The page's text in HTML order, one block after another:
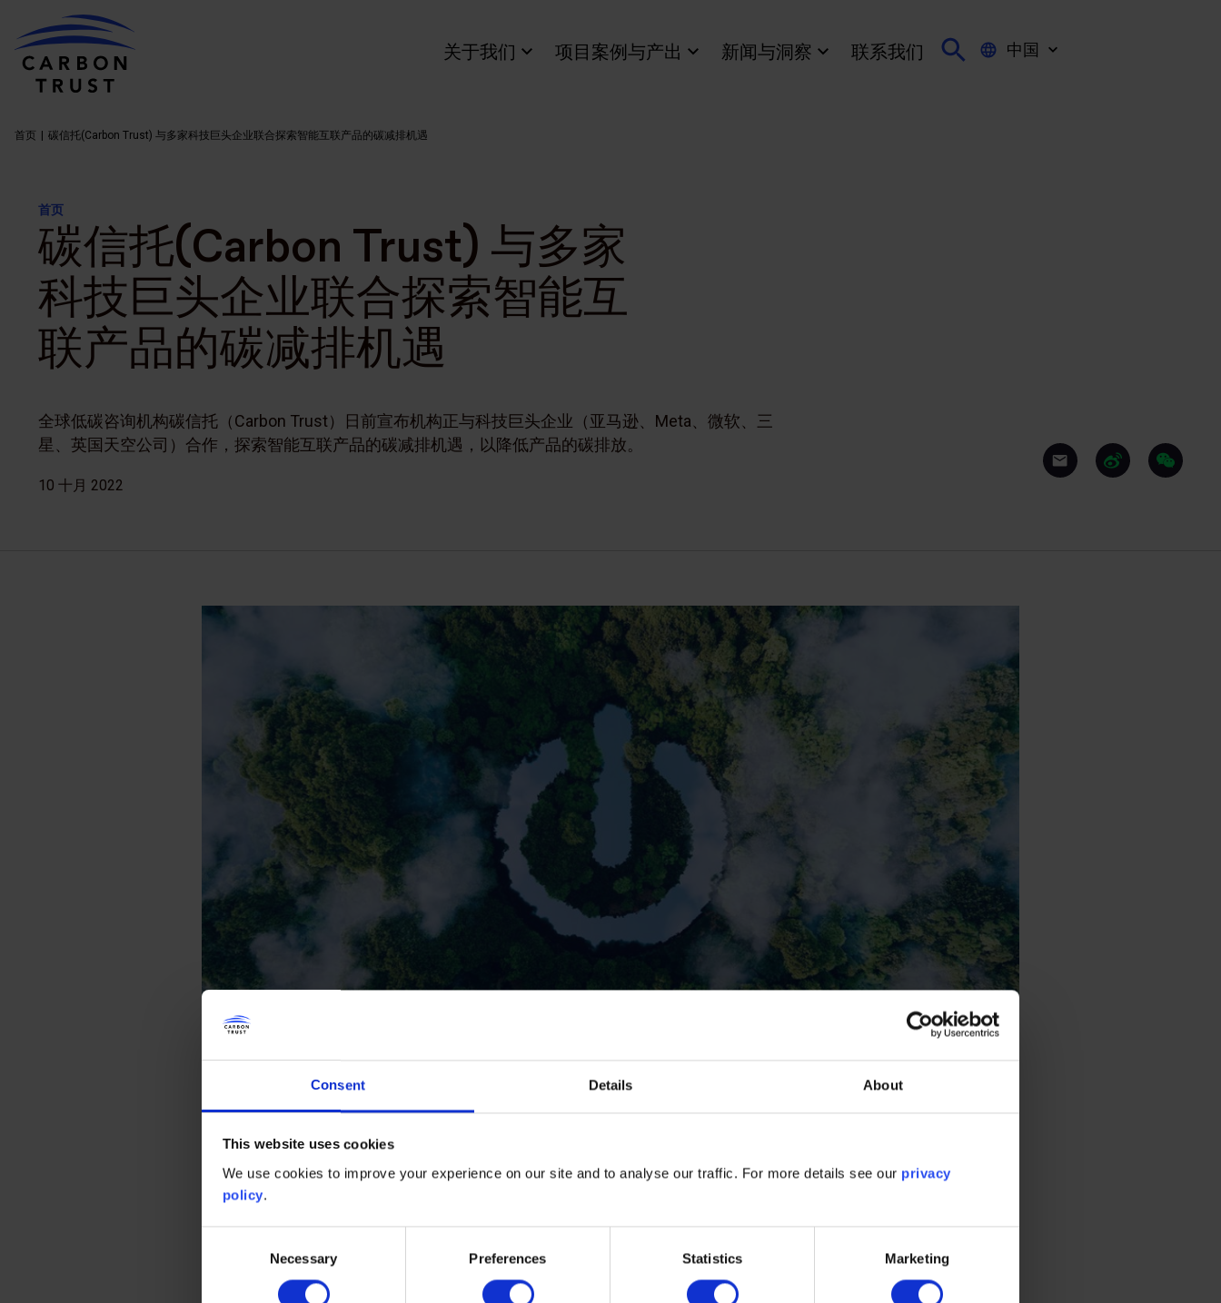
Consent Details About
This website uses cookies
We use cookies to improve your experience on our site and to analyse our traffic. For more details see our privacy
policy.
Necessary Preferences Statistics Marketing
关于我们 项目案例与产出 新闻与洞察 联系我们 中国
首页 碳信托(Carbon Trust) 与多家科技巨头企业联合探索智能互联产品的碳减排机遇
首页
碳信托(Carbon Trust) 与多家
科技巨头企业联合探索智能互
联产品的碳减排机遇
全球低碳咨询机构碳信托（Carbon Trust）日前宣布机构正与科技巨头企业（亚马逊、Meta、微软、三
星、英国天空公司）合作，探索智能互联产品的碳减排机遇，以降低产品的碳排放。
10 十月 2022
此次合作通过组建项目工作组的形式开展，由碳信托牵头，旨在设定行业首个智能互联产品使用阶段碳足迹测
全球智能互联产品在2020年的总耗电量高达500TWh(太瓦时)
产品包括大众熟知的可联网的消费电子产品，如智能手机、音箱、智能手表、平板电脑、笔记本电脑等。随着
消费者对电子产品的需求持续增长，节能减排已成为电子行业亟待解决的课题。
据研究显示，智能互联产品在使用阶段的碳排放量最大，可占产品全生命周期碳排放的85%
，这包括产品使用